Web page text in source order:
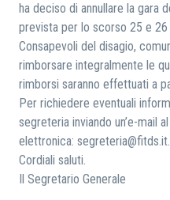
ha deciso di annullare la gara
prevista per lo scorso 25 e 26
Consapevoli del disagio,
rimborsare integralmente le
rimborsi saranno effettuati a
Per richiedere eventuali
segreteria inviando un’e-mail
elettronica: segreteria@fitds.it.
Cordiali saluti.
Il Segretario Generale